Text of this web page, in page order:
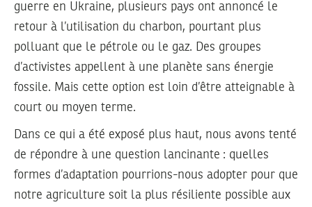
guerre en Ukraine, plusieurs pays ont annoncé le
retour à l’utilisation du charbon, pourtant plus
polluant que le pétrole ou le gaz. Des groupes
d’activistes appellent à une planète sans énergie
fossile. Mais cette option est loin d’être atteignable à
court ou moyen terme.
Dans ce qui a été exposé plus haut, nous avons tenté
de répondre à une question lancinante : quelles
formes d’adaptation pourrions-nous adopter pour que
notre agriculture soit la plus résiliente possible aux